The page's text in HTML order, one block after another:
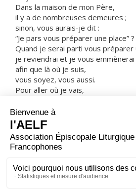
Dans la maison de mon Père,
il y a de nombreuses demeures ;
sinon, vous aurais-je dit :
“Je pars vous préparer une place” ?
Quand je serai parti vous préparer
je reviendrai et je vous
afin que là où je suis,
vous soyez, vous aussi.
Pour aller où je vais,
Thomas lui dit :
« Seigneur, nous ne savons pas où
Comment pourrions-nous savoir le
Jésus lui répond :
« Moi, je suis le Chemin, la Vérité et
personne ne va vers le Père sans
– Acclamons la Parole de Dieu.